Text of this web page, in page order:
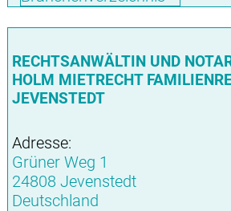
RECHTSANWÄLTIN UND
HOLM MIETRECHT
JEVENSTEDT
Adresse:
Grüner Weg 1
24808 Jevenstedt
Deutschland